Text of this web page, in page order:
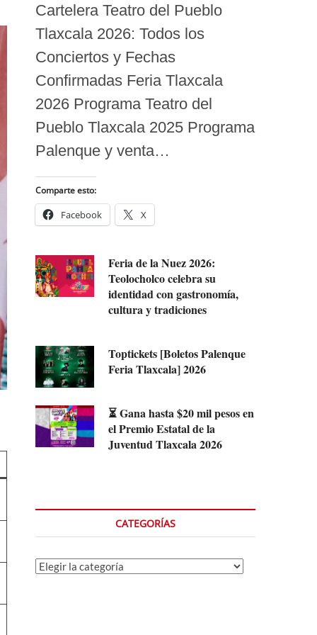
Cartelera Teatro del Pueblo
Tlaxcala 2026: Todos los
Conciertos y Fechas
Confirmadas Feria Tlaxcala
2026 Programa Teatro del
Pueblo Tlaxcala 2025 Programa
Palenque y venta…
Comparte esto:
Facebook X
Feria de la Nuez 2026:
Teolocholco celebra su
identidad con gastronomía,
cultura y tradiciones
Toptickets [Boletos Palenque
Feria Tlaxcala] 2026
⏳ Gana hasta $20 mil pesos en
el Premio Estatal de la
Juventud Tlaxcala 2026
CATEGORÍAS
Categorías